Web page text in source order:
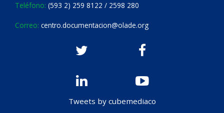
Teléfono: (593 2) 259 8122 / 2598 280
Correo: centro.documentacion@olade.org
Tweets by cubemediaco